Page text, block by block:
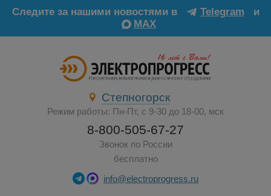
Следите за нашими новостями в Telegram
и
MAX
Степногорск
Режим работы: Пн-Пт, с 9-30 до 18-00, мск
8-800-505-67-27
Звонок по России
бесплатно
info@electroprogress.ru